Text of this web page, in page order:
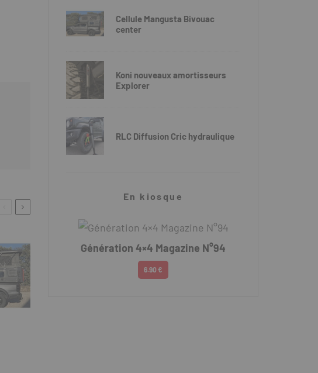
Cellule Mangusta Bivouac
center
Koni nouveaux amortisseurs
Explorer
RLC Diffusion Cric hydraulique
En kiosque
Génération 4×4 Magazine N°94
6.90 €